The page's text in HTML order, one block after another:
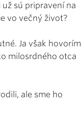
sú pripravení na
vo večný život?
Ja však hovorím
milosrdného otca
ale sme ho